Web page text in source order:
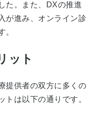
た。また、DXの推進
が進み、オンライン診
。
ット
提供者の双方に多くの
トは以下の通りです。